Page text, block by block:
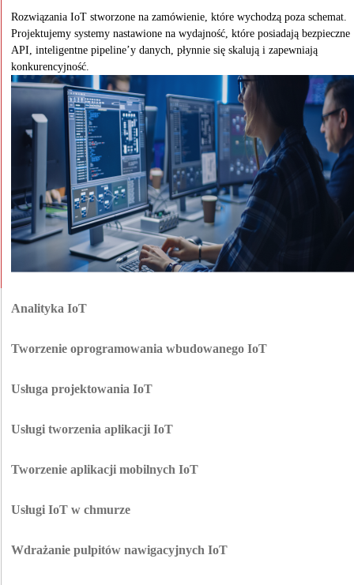
Rozwiązania IoT stworzone na zamówienie, które wychodzą poza schemat.
Projektujemy systemy nastawione na wydajność, które posiadają bezpieczne
API, inteligentne pipeline’y danych, płynnie się skalują i zapewniają
konkurencyjność.
Analityka IoT
na identyfikację możliwości optymalizacji operacji, zapobiega awariom
sprzętu i ujawnia ukryte szanse dla rozwoju, zanim zdąży zrobić to
Tworzenie oprogramowania wbudowanego IoT
się milisekundy. Od inteligentnych domów po hale produkcyjne, nasze
wbudowane rozwiązania zapewniają płynną transmisję danych bez tolerancji
Usługa projektowania IoT
urządzeniami, przepływy danych i UX. Każdy ekran, czujnik i integracja są
kształtowane pod kątem szybkości, bezpieczeństwa i skalowalności, dzięki
Usługi tworzenia aplikacji IoT
dowodzenia. Nasi specjaliści ds. tworzenia Internetu Rzeczy (IoT) budują
aplikacje, które zapewniają całkowitą kontrolę nad ekosystemem — łącząc
Tworzenie aplikacji mobilnych IoT
inteligencję w czasie rzeczywistym i wysoki poziom bezpieczeństwa smart
środowisk, systemów przemysłowych oraz sieci firmowych, a wszystko to
Usługi IoT w chmurze
która zasila Twój ekosystem. Bezpieczna pamięć masowa, przetwarzanie w
czasie rzeczywistym, zarządzanie urządzeniami i automatyczne skalowanie
Wdrażanie pulpitów nawigacyjnych IoT